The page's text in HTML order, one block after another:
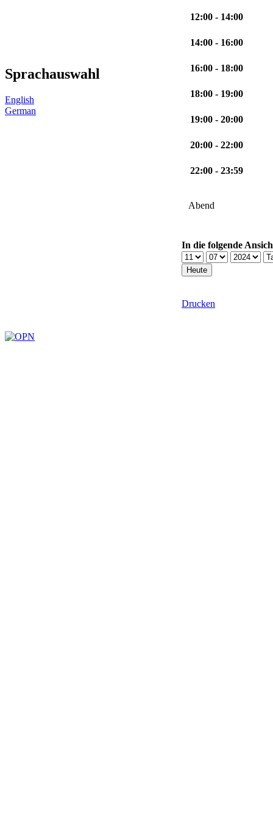
Sprachauswahl
English
German
12:00 - 14:00
14:00 - 16:00
16:00 - 18:00
18:00 - 19:00
19:00 - 20:00
20:00 - 22:00
22:00 - 23:59
Abend
In die folgende
Drucken